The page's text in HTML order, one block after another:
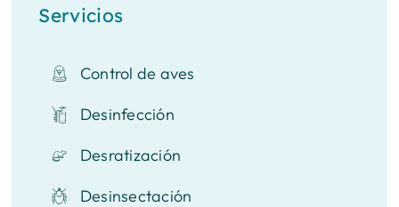
Servicios
Control de aves
Desinfección
Desratización
Desinsectación